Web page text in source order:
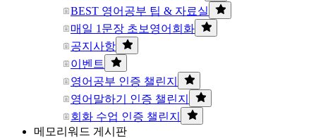
BEST 영어공부 팁 & 자료실
매일 1문장 초보영어회화
공지사항
이벤트
영어공부 인증 챌린지
영어말하기 인증 챌린지
회화 수업 인증 챌린지
메모리워드 게시판